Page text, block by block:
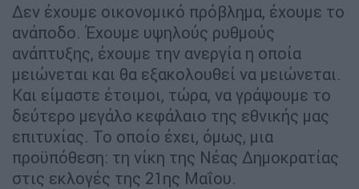
Δεν έχουμε οικονομικό πρόβλημα, έχουμε το
ανάποδο. Έχουμε υψηλούς ρυθμούς
ανάπτυξης, έχουμε την ανεργία η οποία
μειώνεται και θα εξακολουθεί να μειώνεται.
Και είμαστε έτοιμοι, τώρα, να γράψουμε το
δεύτερο μεγάλο κεφάλαιο της εθνικής μας
επιτυχίας. Το οποίο έχει, όμως, μια
προϋπόθεση: τη νίκη της Νέας Δημοκρατίας
στις εκλογές της 21ης Μαΐου.